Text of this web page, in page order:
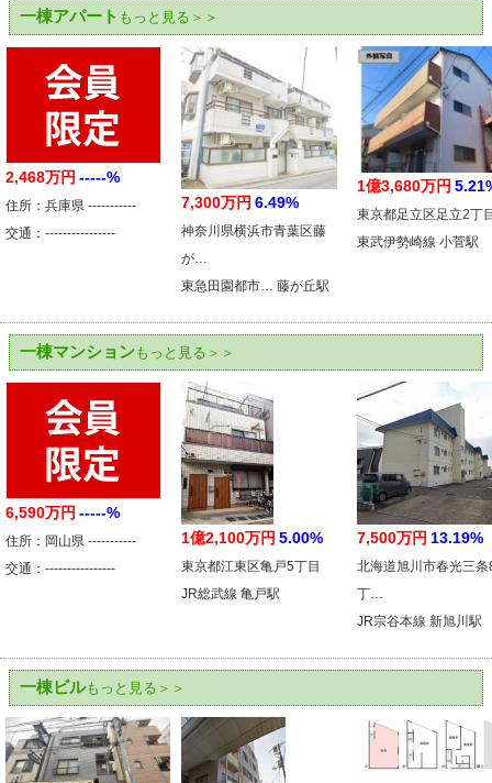
一棟アパート もっと見る＞＞
2,468万円 -----%
住所：兵庫県 -----------
交通：----------------
7,300万円 6.49%
神奈川県横浜市青葉区藤
が…
東急田園都市… 藤が丘駅
1億3,680万円
東京都足立区足立2丁
東武伊勢崎線 小菅駅
一棟マンションもっと見る＞＞
6,590万円 -----%
住所：岡山県 -----------
交通：----------------
1億2,100万円 5.00%
東京都江東区亀戸5丁目
JR総武線 亀戸駅
7,500万円 13.19%
北海道旭川市春光三条
丁…
JR宗谷本線 新旭川駅
一棟ビルもっと見る＞＞